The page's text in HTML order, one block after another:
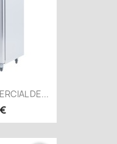
DE...